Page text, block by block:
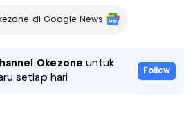
di Google News
Okezone untuk
setiap hari
Follow